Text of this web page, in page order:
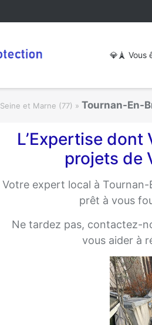
💎🗼 Vous
Seine et Marne (77) » Tournan-En-
L’Expertise
projets de
Votre expert local à
prêt à vous
Ne tardez pas, contactez-
vous aider à